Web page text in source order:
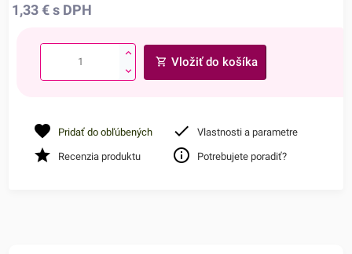
1,33€ s DPH
Vložiť do košíka
Pridať do obľúbených Vlastnosti a parametre
Recenzia produktu Potrebujete poradiť?